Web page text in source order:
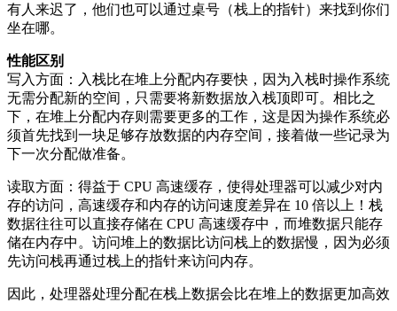
有人来迟了，他们也可以通过桌号（栈上的指针）来找到你们
坐在哪。
性能区别
写入方面：入栈比在堆上分配内存要快，因为入栈时操作系统
无需分配新的空间，只需要将新数据放入栈顶即可。相比之
下，在堆上分配内存则需要更多的工作，这是因为操作系统必
须首先找到一块足够存放数据的内存空间，接着做一些记录为
下一次分配做准备。
读取方面：得益于 CPU 高速缓存，使得处理器可以减少对内
存的访问，高速缓存和内存的访问速度差异在 10 倍以上！栈
数据往往可以直接存储在 CPU 高速缓存中，而堆数据只能存
储在内存中。访问堆上的数据比访问栈上的数据慢，因为必须
先访问栈再通过栈上的指针来访问内存。
因此，处理器处理分配在栈上数据会比在堆上的数据更加高效